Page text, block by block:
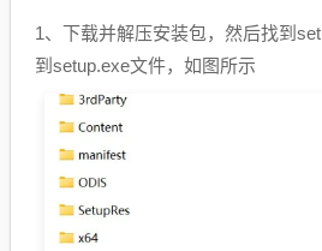
1、下载并解压安装包，然后找到
到setup.exe文件，如图所示